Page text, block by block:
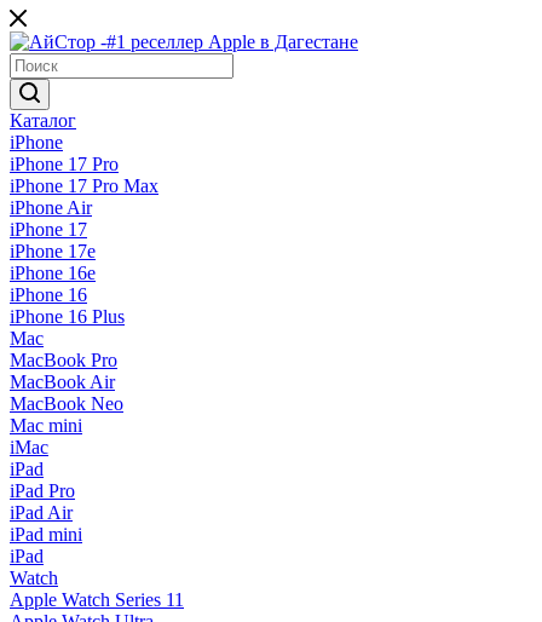
Каталог
iPhone
iPhone 17 Pro
iPhone 17 Pro Max
iPhone Air
iPhone 17
iPhone 17e
iPhone 16e
iPhone 16
iPhone 16 Plus
Mac
MacBook Pro
MacBook Air
MacBook Neo
Mac mini
iMac
iPad
iPad Pro
iPad Air
iPad mini
iPad
Watch
Apple Watch Series 11